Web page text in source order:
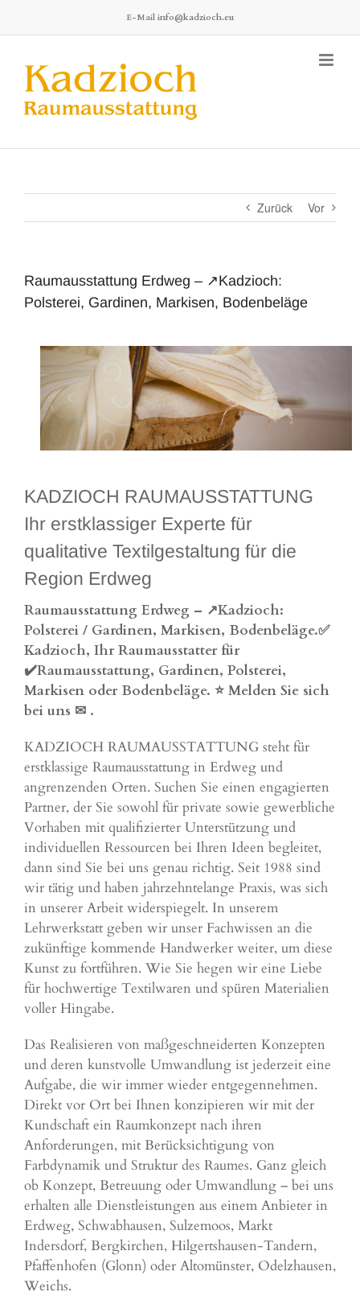
springen
E-Mail info@kadzioch.eu
Zurück Vor
Raumausstattung Erdweg – ↗️Kadzioch:
Polsterei, Gardinen, Markisen, Bodenbeläge
KADZIOCH RAUMAUSSTATTUNG
Ihr erstklassiger Experte für
qualitative Textilgestaltung für die
Region Erdweg
Raumausstattung Erdweg – ↗️Kadzioch:
Polsterei / Gardinen, Markisen, Bodenbeläge.✅
Kadzioch, Ihr Raumausstatter für
✔️Raumausstattung, Gardinen, Polsterei,
Markisen oder Bodenbeläge. ⭐ Melden Sie sich
bei uns ✉ .
KADZIOCH RAUMAUSSTATTUNG steht für
erstklassige Raumausstattung in Erdweg und
angrenzenden Orten. Suchen Sie einen engagierten
Partner, der Sie sowohl für private sowie gewerbliche
Vorhaben mit qualifizierter Unterstützung und
individuellen Ressourcen bei Ihren Ideen begleitet,
dann sind Sie bei uns genau richtig. Seit 1988 sind
wir tätig und haben jahrzehntelange Praxis, was sich
in unserer Arbeit widerspiegelt. In unserem
Lehrwerkstatt geben wir unser Fachwissen an die
zukünftige kommende Handwerker weiter, um diese
Kunst zu fortführen. Wie Sie hegen wir eine Liebe
für hochwertige Textilwaren und spüren Materialien
voller Hingabe.
Das Realisieren von maßgeschneiderten Konzepten
und deren kunstvolle Umwandlung ist jederzeit eine
Aufgabe, die wir immer wieder entgegennehmen.
Direkt vor Ort bei Ihnen konzipieren wir mit der
Kundschaft ein Raumkonzept nach ihren
Anforderungen, mit Berücksichtigung von
Farbdynamik und Struktur des Raumes. Ganz gleich
ob Konzept, Betreuung oder Umwandlung – bei uns
erhalten alle Dienstleistungen aus einem Anbieter in
Erdweg, Schwabhausen, Sulzemoos, Markt
Indersdorf, Bergkirchen, Hilgertshausen-Tandern,
Pfaffenhofen (Glonn) oder Altomünster, Odelzhausen,
Weichs.